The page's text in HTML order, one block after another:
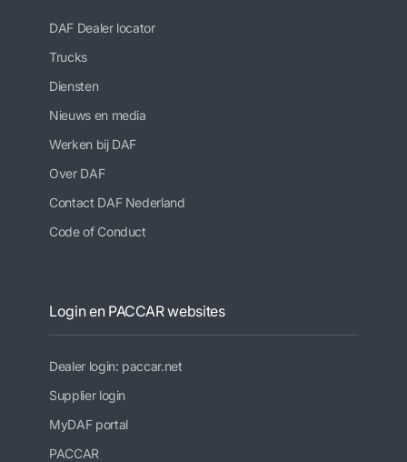
DAF Dealer locator
Trucks
Diensten
Nieuws en media
Werken bij DAF
Over DAF
Contact DAF Nederland
Code of Conduct
Login en PACCAR websites
Dealer login: paccar.net
Supplier login
MyDAF portal
PACCAR